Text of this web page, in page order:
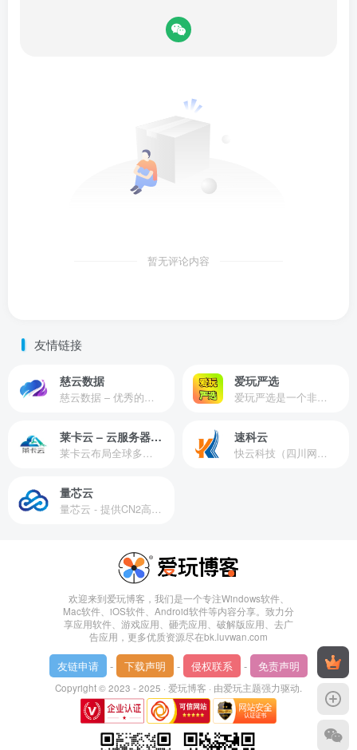
暂无评论内容
友情链接
慈云数据
慈云数据 – 优秀的云服务器服务商，提供最具有性价比的产品。慈云数据是开发者必不可少的良心云
爱玩严选
爱玩严选是一个非常有保障且性价比极高的虚拟商城，包括但不限于苹果证书、技术指导、会员充值等多种虚拟服务！
莱卡云 – 云服务器提供商
莱卡云布局全球多个地理区域。提供服务有：境外云服务器、国内云服务器、独立服务器、服务器托管、CDN、SSL证书、游戏服务器等业务。
速科云
快云科技（四川网联快云科技有限公司）成立于2021年，主营互联网业务平台服务提供商。公司专注为用户提供低价高性能云计算产品，致力于云计算应用的易用性开发，并引导云计算在国内普及
量芯云
量芯云 - 提供CN2高速香港美国云服务器&专业高防服务器租用等云服务器供应商
欢迎来到爱玩博客，我们是一个专注Windows软件、
Mac软件、iOS软件、Android软件等内容分享。致力分
享应用软件、游戏应用、砸壳应用、破解版应用、去广
告应用，更多优质资源尽在bk.luvwan.com
友链申请 - 下载声明 - 侵权联系 - 免责声明
Copyright © 2023 - 2025 · 爱玩博客 · 由爱玩主题强力驱动.